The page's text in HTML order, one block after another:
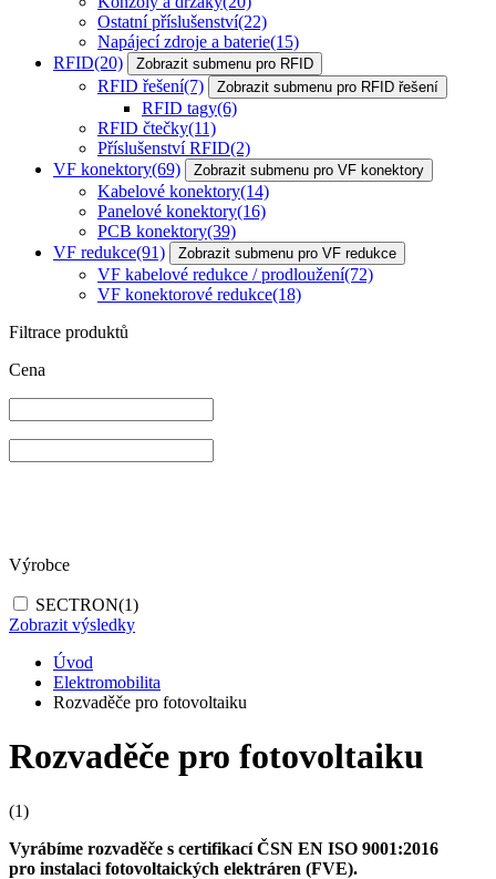
Ostatní příslušenství(22)
Napájecí zdroje a baterie(15)
RFID(20) Zobrazit submenu pro RFID
RFID řešení(7) Zobrazit submenu pro RFID řešení
RFID tagy(6)
RFID čtečky(11)
Příslušenství RFID(2)
VF konektory(69) Zobrazit submenu pro VF konektory
Kabelové konektory(14)
Panelové konektory(16)
PCB konektory(39)
VF redukce(91) Zobrazit submenu pro VF redukce
VF kabelové redukce / prodloužení(72)
VF konektorové redukce(18)
Filtrace produktů
Cena
Výrobce
SECTRON(1)
Zobrazit výsledky
Úvod
Elektromobilita
Rozvaděče pro fotovoltaiku
Rozvaděče pro fotovoltaiku
(1)
Vyrábíme rozvaděče s certifikací ČSN EN ISO 9001:2016
pro instalaci fotovoltaických elektráren (FVE).